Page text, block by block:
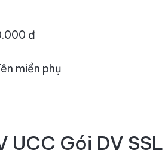
đ
miền phụ
UCC Gói DV SSL